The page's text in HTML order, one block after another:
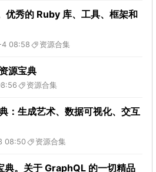
优秀的 Ruby 库、工具、框架和
08:58 资源合集
源宝典
资源合集
：生成艺术、数据可视化、交互
08:50 资源合集
典。关于 GraphQL 的一切精品